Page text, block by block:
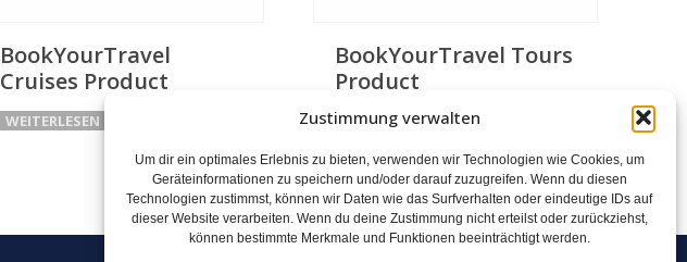
Zustimmung verwalten
Um dir ein optimales Erlebnis zu bieten, verwenden wir Technologien wie Cookies, um
Geräteinformationen zu speichern und/oder darauf zuzugreifen. Wenn du diesen
Technologien zustimmst, können wir Daten wie das Surfverhalten oder eindeutige IDs auf
dieser Website verarbeiten. Wenn du deine Zustimmung nicht erteilst oder zurückziehst,
können bestimmte Merkmale und Funktionen beeinträchtigt werden.
BookYourTravel
Cruises Product
WEITERLESEN
BookYourTravel Tours
Product
WEITERLESEN